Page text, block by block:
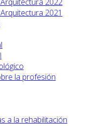
2021
la profesión
a la rehabilitación